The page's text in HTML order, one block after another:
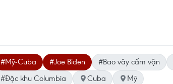
#Mỹ-Cuba #Joe Biden #Bao vây cấm vận
#Đặc khu Columbia
Cuba Mỹ